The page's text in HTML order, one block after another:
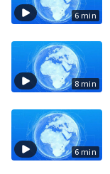
6 min
8 min
6 min